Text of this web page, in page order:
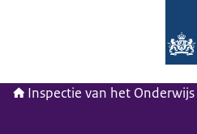
Inspectie van het Onderwijs